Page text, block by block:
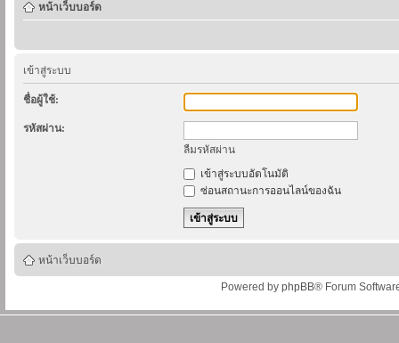
หน้าเว็บบอร์ด
เข้าสู่ระบบ
ชื่อผู้ใช้:
รหัสผ่าน:
ลืมรหัสผ่าน
เข้าสู่ระบบอัตโนมัติ
ซ่อนสถานะการออนไลน์ของฉัน
หน้าเว็บบอร์ด
Powered by phpBB® Forum